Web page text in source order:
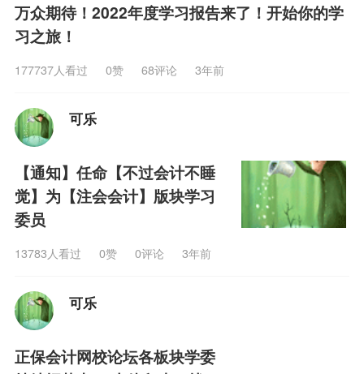
万众期待！2022年度学习报告来了！开始你的学
习之旅！
177737人看过 0赞 68评论 3年前
可乐
【通知】任命【不过会计不睡
觉】为【注会会计】版块学习
委员
13783人看过 0赞 0评论 3年前
可乐
正保会计网校论坛各板块学委